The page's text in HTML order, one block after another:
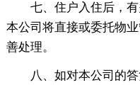
七、住户入住后，
本公司将直接或委托物
善处理。
八、如对本公司的